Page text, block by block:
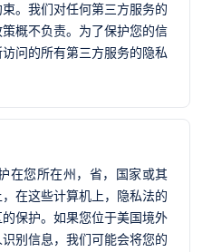
。我们对任何第三方服务的
概不负责。为了保护您的信
问的所有第三方服务的隐私
在您所在州，省，国家或其
在这些计算机上，隐私法的
保护。如果您位于美国境外
别信息，我们可能会将您的